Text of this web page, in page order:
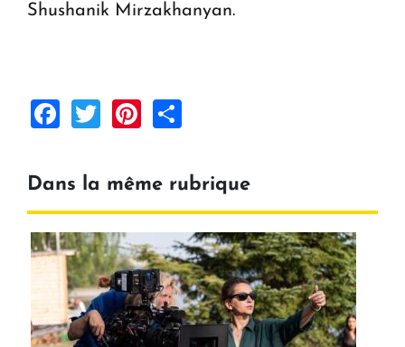
Shushanik Mirzakhanyan.
Facebook
TwitterPinterest
Dans la même rubrique